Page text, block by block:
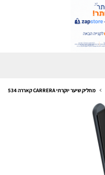
מחליק שיער יוקרתי CARRERA קאררה CRR534